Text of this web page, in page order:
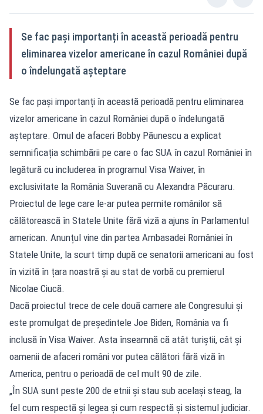
Se fac pași importanți în această perioadă pentru
eliminarea vizelor americane în cazul României după
o îndelungată așteptare
Se fac pași importanți în această perioadă pentru eliminarea
vizelor americane în cazul României după o îndelungată
așteptare. Omul de afaceri Bobby Păunescu a explicat
semnificația schimbării pe care o fac SUA în cazul României în
legătură cu includerea în programul Visa Waiver, în
exclusivitate la România Suverană cu Alexandra Păcuraru.
Proiectul de lege care le-ar putea permite românilor să
călătorească în Statele Unite fără viză a ajuns în Parlamentul
american. Anunțul vine din partea Ambasadei României în
Statele Unite, la scurt timp după ce senatorii americani au fost
în vizită în țara noastră și au stat de vorbă cu premierul
Nicolae Ciucă.
Dacă proiectul trece de cele două camere ale Congresului și
este promulgat de președintele Joe Biden, România va fi
inclusă în Visa Waiver. Asta înseamnă că atât turiștii, cât și
oamenii de afaceri români vor putea călători fără viză în
America, pentru o perioadă de cel mult 90 de zile.
„În SUA sunt peste 200 de etnii și stau sub același steag, la
fel cum respectă și legea și cum respectă și sistemul judiciar.